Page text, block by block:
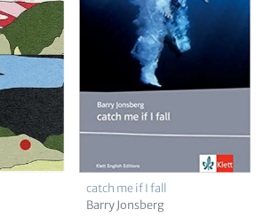
catch me if I fall
Barry Jonsberg